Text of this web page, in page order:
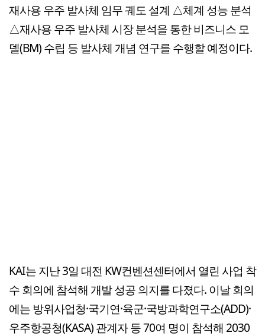
재사용 우주 발사체 임무 궤도 설계 △체계 성능 분석
△재사용 우주 발사체 시장 분석을 통한 비즈니스 모
델(BM) 수립 등 발사체 개념 연구를 수행할 예정이다.
KAI는 지난 3일 대전 KW컨벤션센터에서 열린 사업 착
수 회의에 참석해 개발 성공 의지를 다졌다. 이날 회의
에는 방위사업청·국기연·육군·국방과학연구소(ADD)·
우주항공청(KASA) 관계자 등 70여 명이 참석해 2030